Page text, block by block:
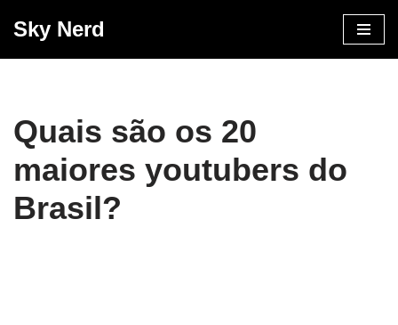
Sky Nerd
Quais são os 20
maiores youtubers do
Brasil?